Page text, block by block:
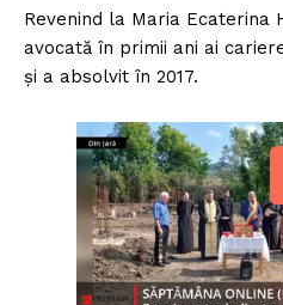
Revenind la Maria Ecaterina
avocată în primii ani ai
și a absolvit în 2017.